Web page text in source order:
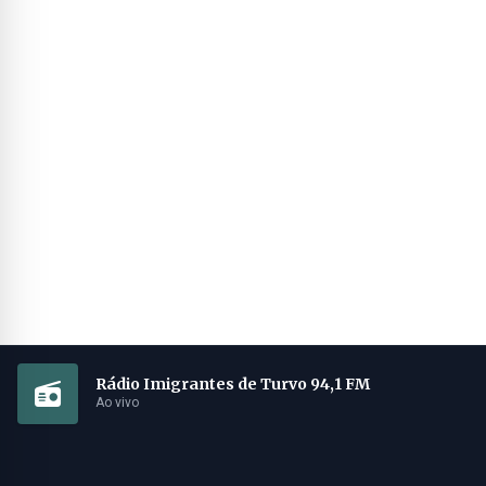
Rádio Imigrantes de Turvo 94,1 FM
Ao vivo